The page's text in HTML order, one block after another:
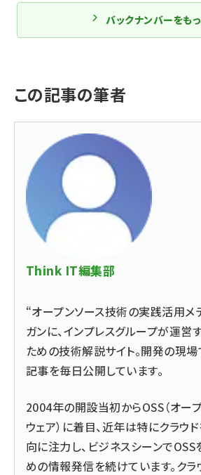
バックナンバーをも
この記事の筆者
Think IT編集部
“オープンソース技術の実践活用メ
ガンに、インプレスグループが運営
ための技術解説サイト。開発の現
記事を毎日公開しています。
2004年の開設当初からOSS（オー
ウェア）に着目、近年は特にクラウ
向に注力し、ビジネスシーンで
めの情報発信を続けています。クラ